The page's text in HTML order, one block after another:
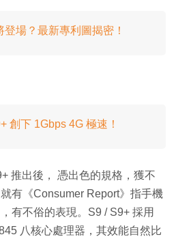
場？最新專利圖揭密！
創下 1Gbps 4G 極速！
推出後， 憑出色的規格，獲不
有《Consumer Report》指手機
有不俗的表現。S9 / S9+ 採用
八核心處理器，其效能自然比